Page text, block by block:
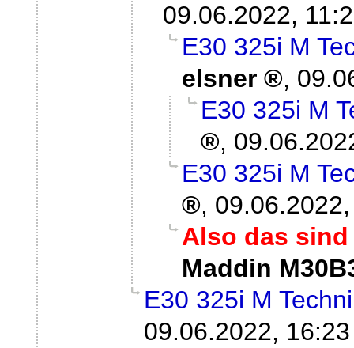
09.06.2022,
E30 325i M
elsner
,
E30 325i M
,
E30 325i M
,
Also das
Maddin
E30 325i M
09.06.2022, 16:23